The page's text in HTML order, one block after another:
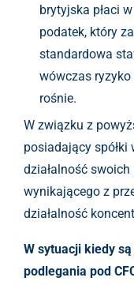
brytyjska płaci
podatek, który
standardowa
wówczas
rośnie.
W związku z
posiadający
działalność
wynikającego z
działalność
W sytuacji kiedy
podlegania pod